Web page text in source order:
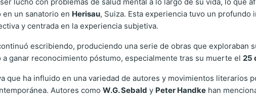
un sanatorio en Herisau, Suiza. Esta experiencia tuvo un
y centrada en la experiencia subjetiva.
escribiendo, produciendo una serie de obras que exploraban
ganar reconocimiento póstumo, especialmente tras su muerte el 25
que ha influido en una variedad de autores y movimientos literarios
Autores como W.G. Sebald y Peter Handke han